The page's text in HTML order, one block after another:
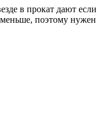
в прокат дают если
поэтому нужен